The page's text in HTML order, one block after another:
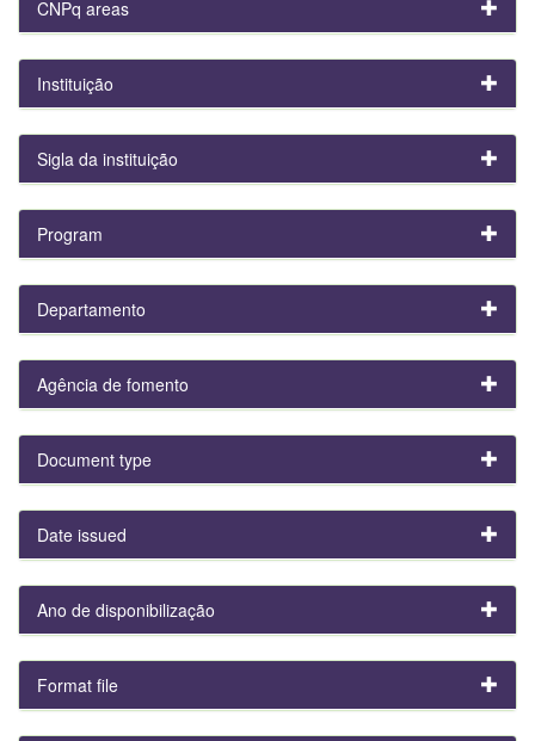
CNPq areas
Instituição
Sigla da instituição
Program
Departamento
Agência de fomento
Document type
Date issued
Ano de disponibilização
Format file